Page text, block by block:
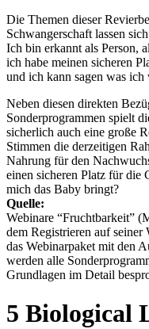
Die Themen dieser
Schwangerschaft lassen
Ich bin erkannt als Person,
ich habe meinen sicheren
und ich kann sagen was
Neben diesen direkten
Sonderprogrammen spielt
sicherlich auch eine große
Stimmen die derzeitigen
Nahrung für den
einen sicheren Platz für die
mich das Baby bringt?
Quelle:
Webinare “Fruchtbarkeit”
dem Registrieren auf
das Webinarpaket mit den
werden alle
Grundlagen im Detail
5 Biological